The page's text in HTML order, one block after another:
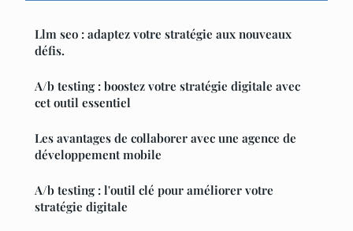
Llm seo : adaptez votre stratégie aux nouveaux
défis.
A/b testing : boostez votre stratégie digitale avec
cet outil essentiel
Les avantages de collaborer avec une agence de
développement mobile
A/b testing : l'outil clé pour améliorer votre
stratégie digitale